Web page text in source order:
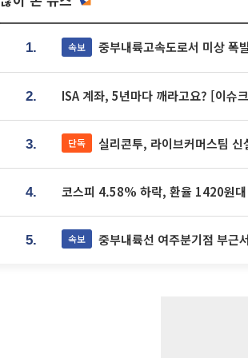
1. 속보 중부내륙고속도로서 미상 폭
2. ISA 계좌, 5년마다 깨라고요? [이슈
3. 단독 실리콘투, 라이브커머스팀
4. 코스피 4.58% 하락, 환율 1420원
5. 속보 중부내륙선 여주분기점 부근